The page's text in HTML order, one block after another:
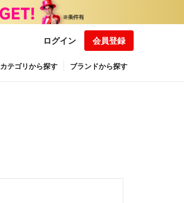
ログイン 会員登録
カテゴリから探す ブランドから探す